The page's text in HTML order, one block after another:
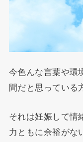
今色んな言葉や環
間だと思っている
それは妊娠して情
力ともに余裕がな